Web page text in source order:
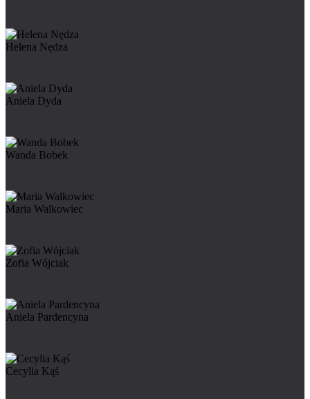
Helena Nędza
Aniela Dyda
Wanda Bobek
Maria Walkowiec
Zofia Wójciak
Aniela Pardencyna
Cecylia Kąś